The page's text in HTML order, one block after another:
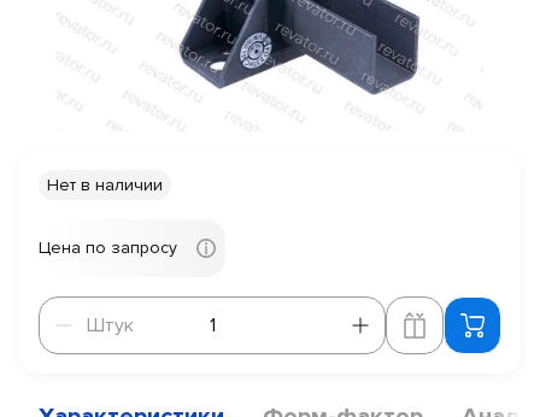
Нет в наличии
Цена по запросу
Штук
Штук